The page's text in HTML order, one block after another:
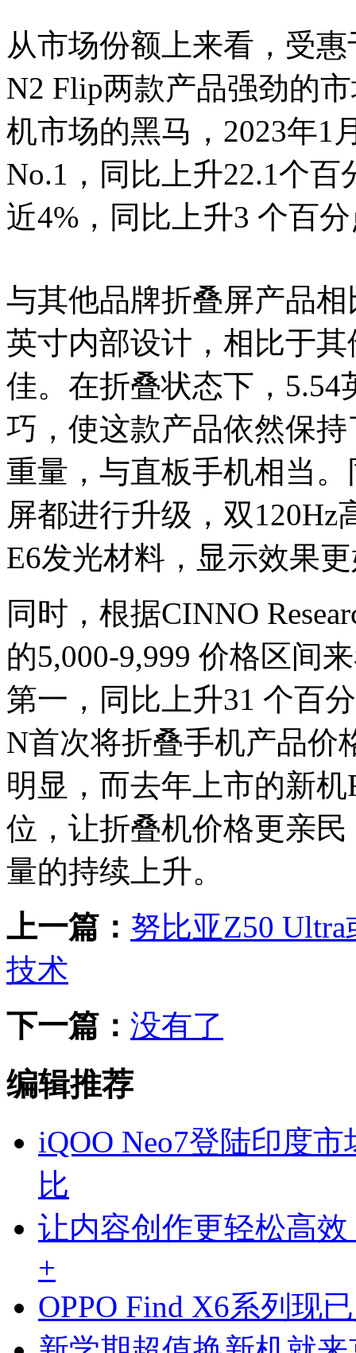
从市场份额上来看，受惠
N2 Flip两款产品强劲的
机市场的黑马，2023年1
No.1，同比上升22.1个
近4%，同比上升3 个百
与其他品牌折叠屏产品相
英寸内部设计，相比于
佳。在折叠状态下，
巧，使这款产品依然保
重量，与直板手机相当。
屏都进行升级，双
E6发光材料，显示效果
同时，根据CINNO
的5,000-9,999 价格区间
第一，同比上升31 个百
N首次将折叠手机产品价
明显，而去年上市的新
位，让折叠机价格更亲
量的持续上升。
上一篇： 努比亚Z50
技术
下一篇： 没有了
编辑推荐
iQOO Neo7登陆印度
比
让内容创作更轻松高效
+
OPPO Find X6系列现